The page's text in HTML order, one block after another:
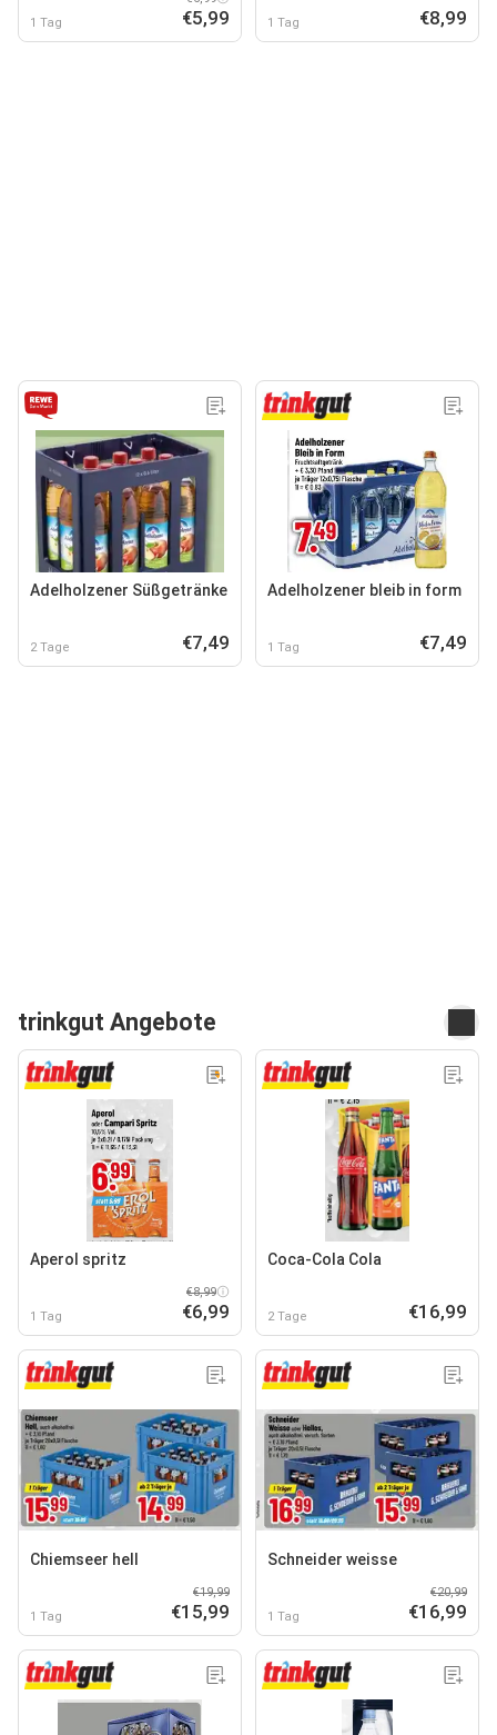
1 Tag €5,99 1 Tag €8,99
Adelholzener Süßgetränke
2 Tage €7,49
Adelholzener bleib in form
1 Tag €7,49
trinkgut Angebote
Aperol spritz
1 Tag
€8,99
€6,99
Coca-Cola Cola
2 Tage €16,99
Chiemseer hell
1 Tag
€19,99
€15,99
Schneider weisse
1 Tag
€20,99
€16,99